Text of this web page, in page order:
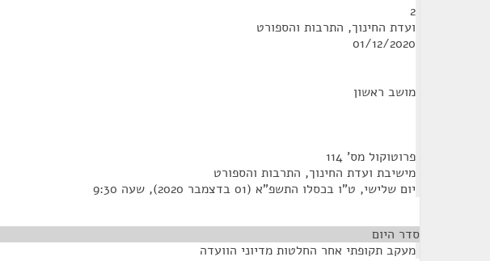
2
ועדת החינוך, התרבות והספורט
01/12/2020
מושב ראשון
פרוטוקול מס' 114
מישיבת ועדת החינוך, התרבות והספורט
יום שלישי, ט"ו בכסלו התשפ"א (01 בדצמבר 2020), שעה 9:30
סדר היום
מעקב תקופתי אחר החלטות מדיוני הוועדה